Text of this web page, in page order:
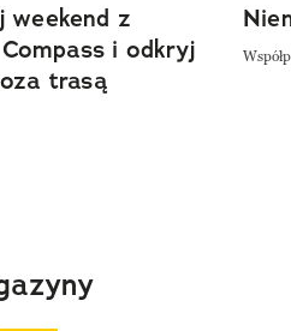
weekend z
i odkryj
trasą